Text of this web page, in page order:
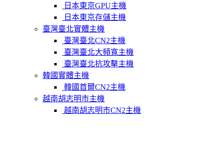
日本東京GPU主機
日本東京存儲主機
臺灣臺北實體主機
臺灣臺北CN2主機
臺灣臺北大頻寬主機
臺灣臺北抗攻擊主機
韓國實體主機
韓國首爾CN2主機
越南胡志明市主機
越南胡志明市CN2主機